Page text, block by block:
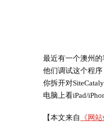
最近有一个澳州
他们调试这个程
你拆开对
电脑上看iPad/
【本文来自 《网